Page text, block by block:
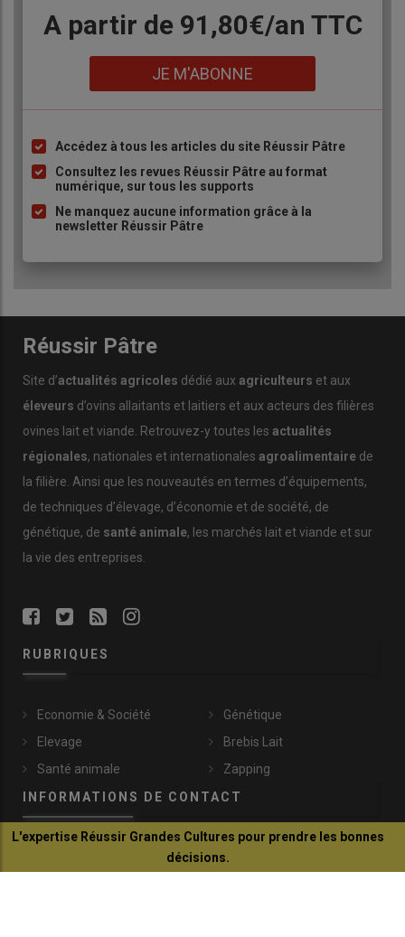
Body
A partir de 91,80€/an​ TTC
JE M'ABONNE
Liste
à
puce
Accédez à tous les articles du site Réussir Pâtre
Consultez les revues Réussir Pâtre au format
numérique, sur tous les supports
Ne manquez aucune information grâce à la
newsletter Réussir Pâtre
Réussir Pâtre
Site d’actualités agricoles dédié aux agriculteurs et aux
éleveurs d’ovins allaitants et laitiers et aux acteurs des filières
ovines lait et viande. Retrouvez-y toutes les actualités
régionales, nationales et internationales agroalimentaire de
la filière. Ainsi que les nouveautés en termes d’équipements,
de techniques d’élevage, d’économie et de société, de
génétique, de santé animale, les marchés lait et viande et sur
la vie des entreprises.
RUBRIQUES
Economie & Société
Elevage
Santé animale
Génétique
Brebis Lait
Zapping
INFORMATIONS DE CONTACT
L'expertise Réussir Grandes Cultures pour prendre les bonnes
décisions.